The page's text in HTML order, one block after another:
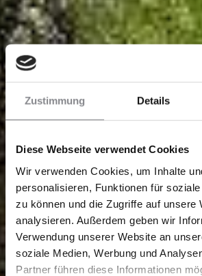
Zustimmung Details
Diese Webseite verwendet Cookies
Wir verwenden Cookies, um Inhalte
personalisieren, Funktionen für
zu können und die Zugriffe auf unsere
analysieren. Außerdem geben wir
Verwendung unserer Website an
soziale Medien, Werbung und
Partner führen diese Informationen